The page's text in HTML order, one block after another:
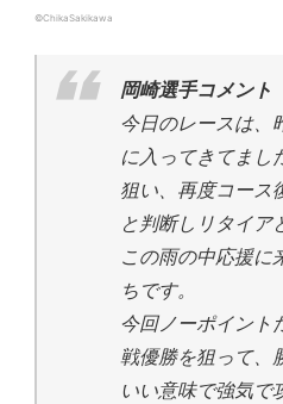
©ChikaSakikawa
岡崎選手コメント
今日のレースは、
に入ってきてまし
狙い、再度コース
と判断しリタイア
この雨の中応援に
ちです。
今回ノーポイント
戦優勝を狙って、
いい意味で強気で